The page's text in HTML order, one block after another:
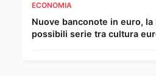
ECONOMIA
Nuove banconote in euro, la
possibili serie tra cultura